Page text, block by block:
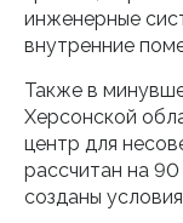
инженерные
внутренние
Также в
Херсонской
центр для
рассчитан на
созданы